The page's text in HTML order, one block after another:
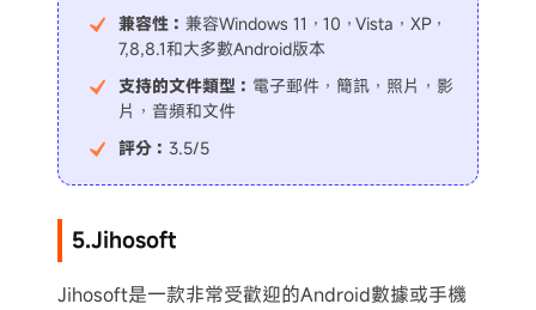
兼容性： 兼容Windows 11，10，Vista，XP，
7,8,8.1和大多數Android版本
支持的文件類型： 電子郵件，簡訊，照片，影
片，音頻和文件
評分： 3.5/5
5.Jihosoft
Jihosoft是一款非常受歡迎的Android數據或手機